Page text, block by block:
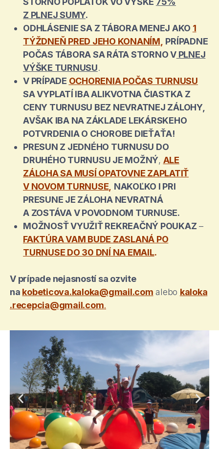
Z PLNEJ SUMY.
ODHLÁSENIE SA Z TÁBORA MENEJ AKO 1
TÝŽDNEŇ PRED JEHO KONANÍM, PRÍPADNE
POČAS TÁBORA SA RÁTA STORNO VPLNEJ
VÝŠKE TURNUSU.
V PRÍPADE OCHORENIA POČAS TURNUSU
SA VYPLATÍ IBA ALIKVOTNA ČIASTKA Z
CENY TURNUSU BEZ NEVRATNEJ ZÁLOHY,
AVŠAK IBA NA ZÁKLADE LEKÁRSKEHO
POTVRDENIA O CHOROBE DIEŤAŤA!
PRESUN Z JEDNÉHO TURNUSU DO
DRUHÉHO TURNUSU JE MOŽNÝ, ALE
ZÁLOHA SA MUSÍ OPATOVNE ZAPLATIŤ
V NOVOM TURNUSE, NAKOĽKO I PRI
PRESUNE JE ZÁLOHA NEVRATNÁ
A ZOSTÁVA V POVODNOM TURNUSE.
MOŽNOSŤ VYUŽIŤ REKREAČNÝ POUKAZ –
FAKTÚRA VAM BUDE ZASLANÁ PO
TURNUSE DO 30 DNÍ NA EMAIL.
V prípade nejasností sa ozvite
na kobeticova.kaloka@gmail.com alebo kaloka
.recepcia@gmail.com.